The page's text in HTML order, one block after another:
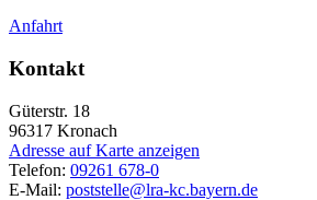
Anfahrt
Kontakt
Güterstr. 18
96317 Kronach
Adresse auf Karte anzeigen
Telefon: 09261 678-0
E-Mail: poststelle@lra-kc.bayern.de